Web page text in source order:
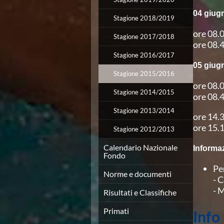
Campionato A2 Maschile
Campionato A2 Femminile
Campionato B Maschile
Storico Campionati 2003-2017
Finali Giovanili
Trofei delle Regioni
CoMeN Cup
News
Flash News
Waterpolo Channel
Tuffi
Eventi
Norme e documenti
Risultati e Classifiche
Azzurri
News
Flash News
Artistico
Eventi
Norme e documenti
Stagione 2018/2019
Stagione 2017/2018
Stagione 2016/2017
Stagione 2015/2016
Stagione 2014/2015
Stagione 2013/2014
Stagione 2012/2013
Calendario Nazionale
Fondo
Norme e documenti
Risultati e Classifiche
Primati
04
ore
ore
05
ore
ore
ore
ore
-
-
Info